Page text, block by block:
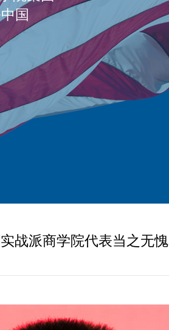
国
战派商学院代表当之无愧